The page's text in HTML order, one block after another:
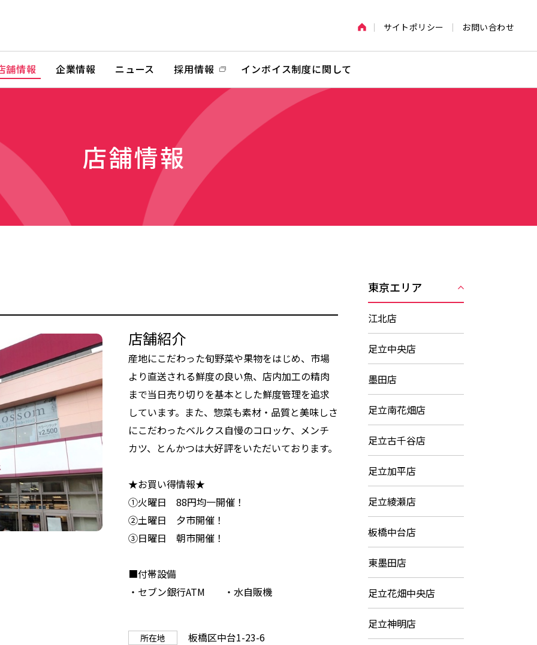
サイトポリシー お問い合わせ
舗情報 企業情報 ニュース 採用情報 インボイス制度に関して
店舗情報
店舗紹介
産地にこだわった旬野菜や果物をはじめ、市場
より直送される鮮度の良い魚、店内加工の精肉
まで当日売り切りを基本とした鮮度管理を追求
しています。また、惣菜も素材・品質と美味しさ
にこだわったベルクス自慢のコロッケ、メンチ
カツ、とんかつは大好評をいただいております。
★お買い得情報★
①火曜日 88円均一開催！
②土曜日 夕市開催！
③日曜日 朝市開催！
■付帯設備
・セブン銀行ATM ・水自販機
所在地 板橋区中台1-23-6
東京エリア
江北店
足立中央店
墨田店
足立南花畑店
足立古千谷店
足立加平店
足立綾瀬店
板橋中台店
東墨田店
足立花畑中央店
足立神明店